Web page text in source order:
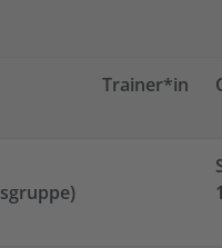
Trainer*in